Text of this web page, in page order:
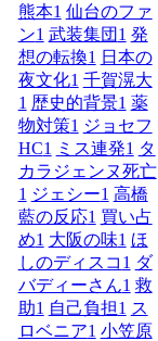
熊本1 仙台のファ
ン1 武装集団 1 発
想の転換1 日本の
夜文化1 千賀滉大
1 歴史的背景1 薬
物対策1 ジョセフ
HC1 ミス連発1 タ
カラジェンヌ死亡
1 ジェシー1 高橋
藍の反応1 買い占
め1 大阪の味1 ほ
しのディスコ 1 ダ
バディーさん1 救
助1 自己負担1 ス
ロベニア1 小笠原